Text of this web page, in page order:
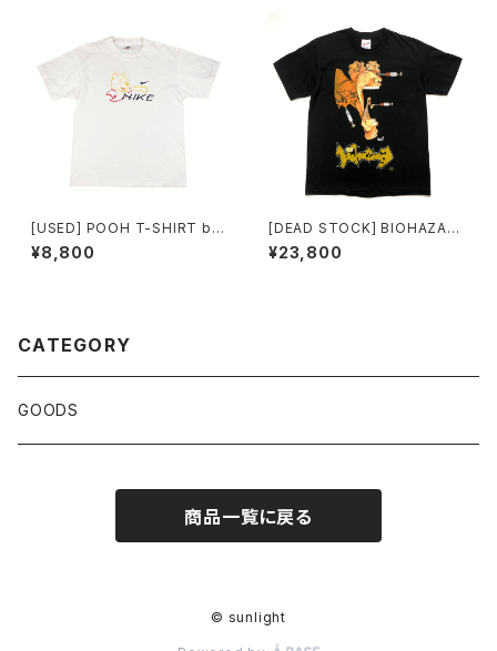
[USED] POOH T-SHIRT bo
otleg nike
¥8,800
[DEAD STOCK] BIOHAZAR
D T-SHIRT WHAT MAKES U
S TICK ?
¥23,800
CATEGORY
GOODS
商品一覧に戻る
© sunlight